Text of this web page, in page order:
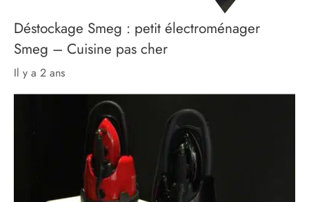
Déstockage Smeg : petit électroménager
Smeg – Cuisine pas cher
il y a 2 ans